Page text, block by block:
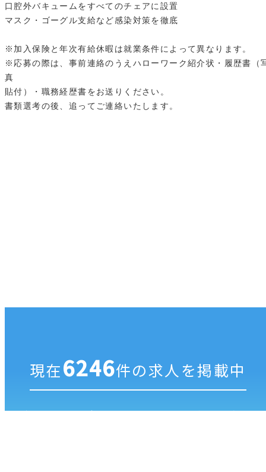
口腔外バキュームをすべてのチェアに設置
マスク・ゴーグル支給など感染対策を徹底
※加入保険と年次有給休暇は就業条件によって異なります。
※応募の際は、事前連絡のうえハローワーク紹介状・履歴書（
真
貼付）・職務経歴書をお送りください。
書類選考の後、追ってご連絡いたします。
現在6246件の求人を掲載中
ジブンにあった歯科医院を探すならゼロメディカ